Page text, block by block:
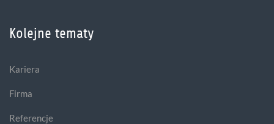
Kolejne tematy
Kariera
Firma
Referencje